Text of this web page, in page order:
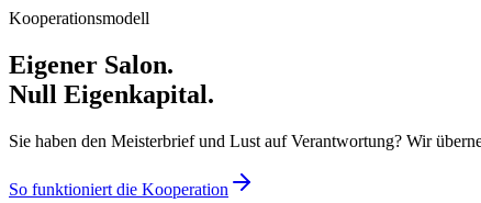
Kooperationsmodell
Eigener Salon.
Null Eigenkapital.
Sie haben den Meisterbrief und Lust auf Verantwortung? Wir
So funktioniert die Kooperation